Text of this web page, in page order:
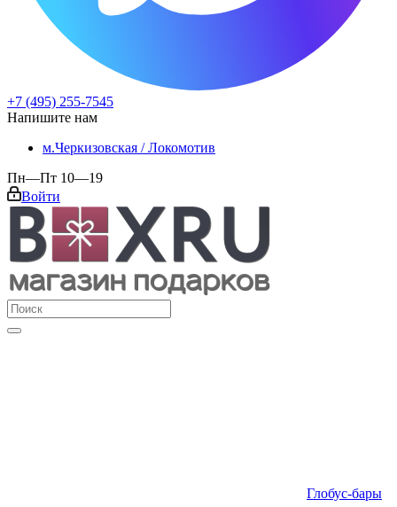
+7 (495) 255-7545
Напишите нам
м.Черкизовская / Локомотив
Пн—Пт 10—19
Войти
Глобус-бары